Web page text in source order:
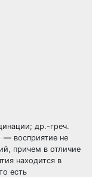
др.-греч.
восприятие не
причем в отличие
находится в
есть